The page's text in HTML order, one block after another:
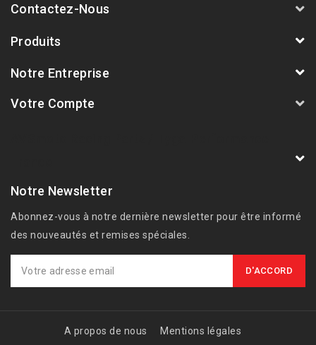
Contactez-Nous
Produits
Notre Entreprise
Votre Compte
Notre Newsletter
Abonnez-vous à notre dernière newsletter pour être informé
des nouveautés et remises spéciales.
A propos de nous
Mentions légales